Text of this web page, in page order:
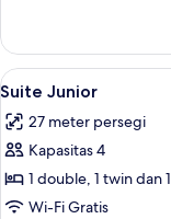
Suite
Junior,
pemandangan
Lihat
semua
foto
untuk
Suite
Junior
8
Suite Junior
27 meter persegi
Kapasitas 4
1 double, 1 twin
Wi-Fi Gratis